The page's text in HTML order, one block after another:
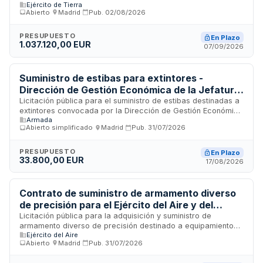
condecoraciones destinadas a diversas unidades del
Ejército de Tierra. El suministro incluye la entrega de artículos
definidas, siendo objeto de pruebas de aceptación técnica y
certificaciones de calidad. La tramitación es ordinaria con
Ejército de Tierra
Abierto
Madrid Pub. 02/08/2026
PRESUPUESTO
1.037.120,00 EUR
En Plazo
07/09/2026
Suministro de estibas para extintores -
Dirección de Gestión Económica de la Jefatura
de Apoyo Logístico de la Armada
Licitación pública para el suministro de estibas destinadas a
extintores convocada por la Dirección de Gestión Económica
de la Jefatura de Apoyo Logístico de la Armada, órgano
administrativo de la defensa. El contrato se rige por las
Prescripciones Técnicas, pudiendo optar empresas
españolas o extranjeras con capacidad legal para contratar.
La adjudicación se realiza conforme a criterios de selección
establecidos en la documentación licitadora publicada en la
Plataforma de Contratación del Sector Público.
Armada
Abierto simplificado
Madrid Pub. 31/07/2026
PRESUPUESTO
33.800,00 EUR
En Plazo
17/08/2026
Contrato de suministro de armamento diverso
de precisión para el Ejército del Aire y del
Espacio
Licitación pública para la adquisición y suministro de
armamento diverso de precisión destinado a equipamiento
de diversas unidades del Ejército del Aire y del Espacio. El
contrato, clasificado como suministro de bienes, comprende
Ejército del Aire
Abierto
Madrid Pub. 31/07/2026